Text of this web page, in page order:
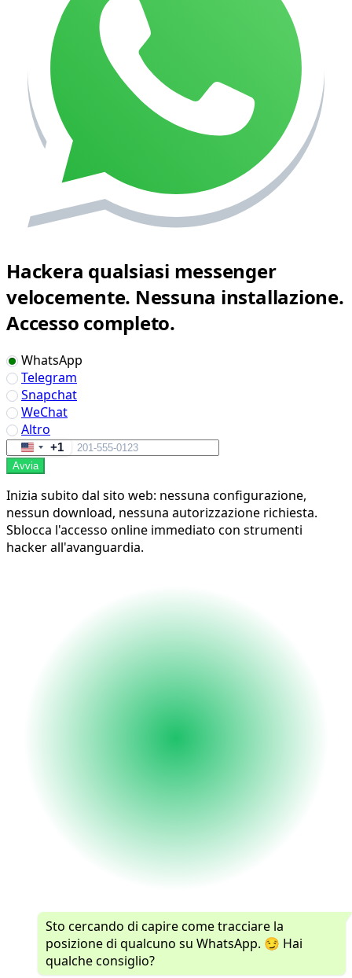
Hackera qualsiasi messenger
velocemente. Nessuna installazione.
Accesso completo.
WhatsApp
Telegram
Snapchat
WeChat
Altro
United
States
+1
Avvia
Inizia subito dal sito web: nessuna configurazione,
nessun download, nessuna autorizzazione richiesta.
Sblocca l'accesso online immediato con strumenti
hacker all'avanguardia.
Sto cercando di capire come tracciare la
posizione di qualcuno su WhatsApp. 😏 Hai
qualche consiglio?